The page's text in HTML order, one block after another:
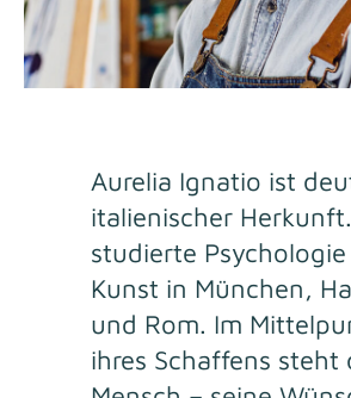
Aurelia Ignatio ist
italienischer
studierte
Kunst in München,
und Rom. Im
ihres Schaffens steht